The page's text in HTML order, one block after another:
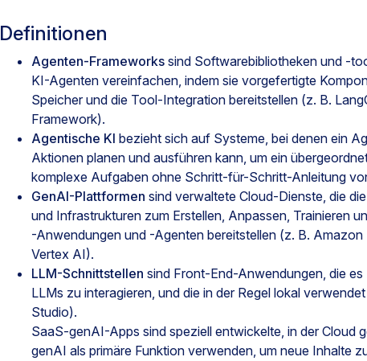
Definitionen
Agenten-Frameworkssind Softwarebibliotheken und -
KI-Agenten vereinfachen, indem sie vorgefertigte
Speicher und die Tool-Integration bereitstellen (z. B.
Framework).
Agentische KI bezieht sich auf Systeme, bei denen ein
Aktionen planen und ausführen kann, um ein
komplexe Aufgaben ohne Schritt-für-Schritt-Anleitung
GenAI-Plattformen sind verwaltete Cloud-Dienste, die
und Infrastrukturen zum Erstellen, Anpassen, Trainieren
-Anwendungen und -Agenten bereitstellen (z. B.
Vertex AI).
LLM-Schnittstellen sind Front-End-Anwendungen, die
LLMs zu interagieren, und die in der Regel lokal
Studio).
SaaS-genAI-Apps sind speziell entwickelte, in der Cloud
genAI als primäre Funktion verwenden, um neue Inhalte